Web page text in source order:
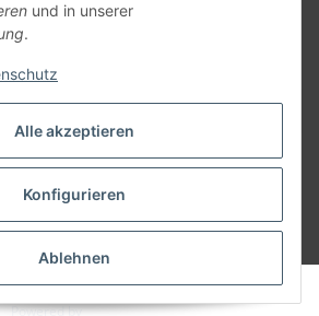
Alle akzeptieren
Konfigurieren
Ablehnen
und in unserer
.
Worldwide. ( B2B Shop )
Vertrag widerrufen
USt., zzgl.Versand
© voltmaster.de
Powered byJTL-Shop